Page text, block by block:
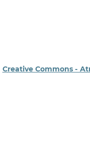
Creative Commons -